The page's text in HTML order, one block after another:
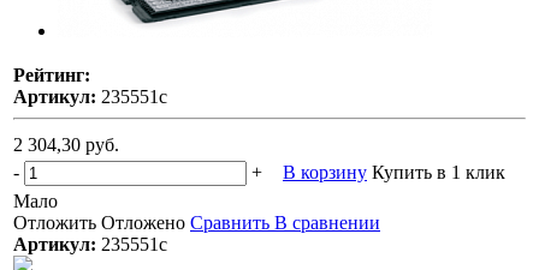
Рейтинг:
Артикул: 235551с
2 304,30 руб.
-
+ В корзину Купить в 1 клик
Мало
Отложить Отложено Сравнить В сравнении
Артикул: 235551с